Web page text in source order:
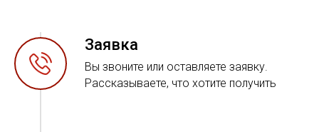
Заявка
Вы звоните или оставляете заявку.
Рассказываете, что хотите получить